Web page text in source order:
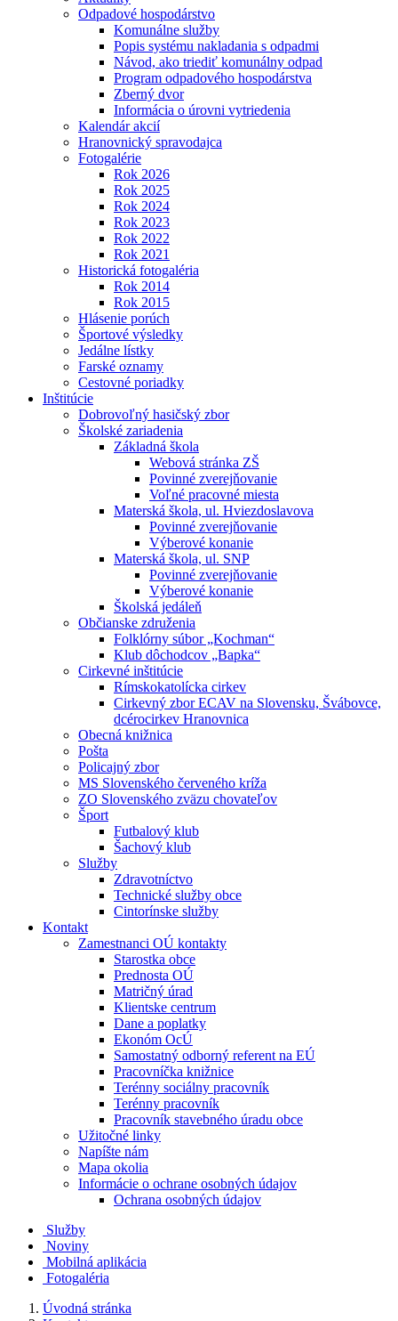
Odpadové hospodárstvo
Komunálne služby
Popis systému nakladania s odpadmi
Návod, ako triediť komunálny odpad
Program odpadového hospodárstva
Zberný dvor
Informácia o úrovni vytriedenia
Kalendár akcií
Hranovnický spravodajca
Fotogalérie
Rok 2026
Rok 2025
Rok 2024
Rok 2023
Rok 2022
Rok 2021
Historická fotogaléria
Rok 2014
Rok 2015
Hlásenie porúch
Športové výsledky
Jedálne lístky
Farské oznamy
Cestovné poriadky
Inštitúcie
Dobrovoľný hasičský zbor
Školské zariadenia
Základná škola
Webová stránka ZŠ
Povinné zverejňovanie
Voľné pracovné miesta
Materská škola, ul. Hviezdoslavova
Povinné zverejňovanie
Výberové konanie
Materská škola, ul. SNP
Povinné zverejňovanie
Výberové konanie
Školská jedáleň
Občianske združenia
Folklórny súbor „Kochman“
Klub dôchodcov „Bapka“
Cirkevné inštitúcie
Rímskokatolícka cirkev
Cirkevný zbor ECAV na Slovensku, Švábovce,
dcérocirkev Hranovnica
Obecná knižnica
Pošta
Policajný zbor
MS Slovenského červeného kríža
ZO Slovenského zväzu chovateľov
Šport
Futbalový klub
Šachový klub
Služby
Zdravotníctvo
Technické služby obce
Cintorínske služby
Kontakt
Zamestnanci OÚ kontakty
Starostka obce
Prednosta OÚ
Matričný úrad
Klientske centrum
Dane a poplatky
Ekonóm OcÚ
Samostatný odborný referent na EÚ
Pracovníčka knižnice
Terénny sociálny pracovník
Terénny pracovník
Pracovník stavebného úradu obce
Užitočné linky
Napíšte nám
Mapa okolia
Informácie o ochrane osobných údajov
Ochrana osobných údajov
Služby
Noviny
Mobilná aplikácia
Fotogaléria
Úvodná stránka